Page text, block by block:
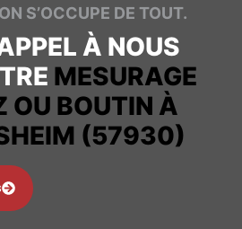
S’OCCUPE DE TOUT.
À NOUS
MESURAGE
OU BOUTIN À
(57930)